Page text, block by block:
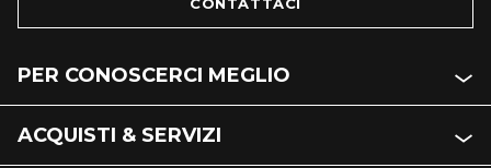
CONTATTACI
PER CONOSCERCI MEGLIO
ACQUISTI & SERVIZI